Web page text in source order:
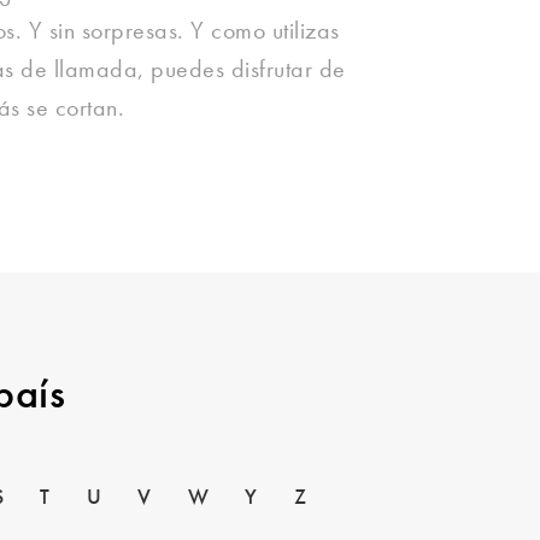
Y sin sorpresas. Y como utilizas
de llamada, puedes disfrutar de
se cortan.
T U V W Y Z